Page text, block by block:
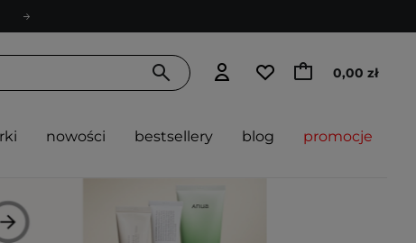
0,00 zł
nowości bestsellery blog promocje